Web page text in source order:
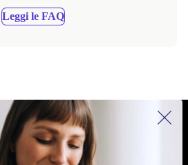
Leggi le FAQ
- RETHINK NEW.
SEGUICI SU